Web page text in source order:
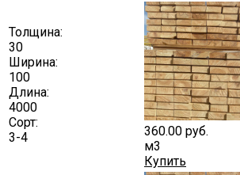
Толщина:
30
Ширина:
100
Длина:
4000
Сорт:
3-4
360.00 руб.
м3
Купить